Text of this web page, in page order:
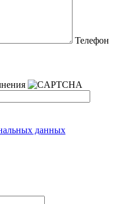
Телефон
данных